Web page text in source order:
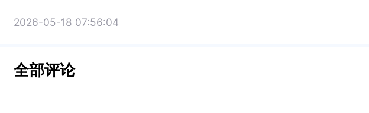
2026-05-18 07:56:04
全部评论